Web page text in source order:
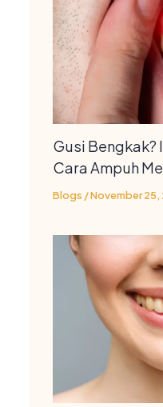
Gusi Bengkak?
Cara Ampuh
Blogs /November 25,